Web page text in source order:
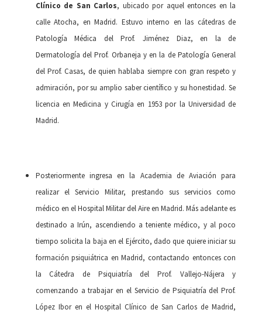
Clínico de San Carlos, ubicado por aquel entonces en la
calle Atocha, en Madrid. Estuvo interno en las cátedras de
Patología Médica del Prof. Jiménez Diaz, en la de
Dermatología del Prof. Orbaneja y en la de Patología General
del Prof. Casas, de quien hablaba siempre con gran respeto y
admiración, por su amplio saber científico y su honestidad. Se
licencia en Medicina y Cirugía en 1953 por la Universidad de
Madrid.
Posteriormente ingresa en la Academia de Aviación para
realizar el Servicio Militar, prestando sus servicios como
médico en el Hospital Militar del Aire en Madrid. Más adelante es
destinado a Irún, ascendiendo a teniente médico, y al poco
tiempo solicita la baja en el Ejército, dado que quiere iniciar su
formación psiquiátrica en Madrid, contactando entonces con
la Cátedra de Psiquiatría del Prof. Vallejo-Nájera y
comenzando a trabajar en el Servicio de Psiquiatría del Prof.
López Ibor en el Hospital Clínico de San Carlos de Madrid,